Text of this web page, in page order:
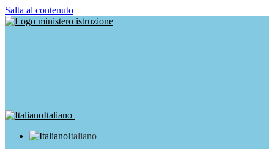
Salta al contenuto
Italiano
Italiano